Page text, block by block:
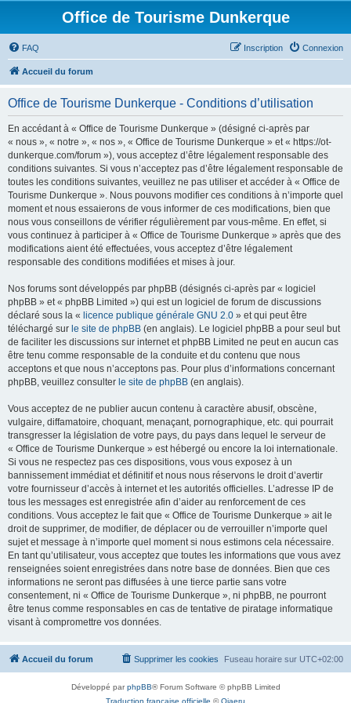
Office de Tourisme Dunkerque
FAQ Connexion
Inscription
Accueil du forum
Office de Tourisme Dunkerque - Conditions d’utilisation
En accédant à « Office de Tourisme Dunkerque » (désigné ci-après par
« nous », « notre », « nos », « Office de Tourisme Dunkerque » et « https://ot-
dunkerque.com/forum »), vous acceptez d’être légalement responsable des
conditions suivantes. Si vous n’acceptez pas d’être légalement responsable de
toutes les conditions suivantes, veuillez ne pas utiliser et accéder à « Office de
Tourisme Dunkerque ». Nous pouvons modifier ces conditions à n’importe quel
moment et nous essaierons de vous informer de ces modifications, bien que
nous vous conseillons de vérifier régulièrement par vous-même. En effet, si
vous continuez à participer à « Office de Tourisme Dunkerque » après que des
modifications aient été effectuées, vous acceptez d’être légalement
responsable des conditions modifiées et mises à jour.
Nos forums sont développés par phpBB (désignés ci-après par « logiciel
phpBB » et « phpBB Limited ») qui est un logiciel de forum de discussions
déclaré sous la « licence publique générale GNU 2.0 » et qui peut être
téléchargé sur le site de phpBB (en anglais). Le logiciel phpBB a pour seul but
de faciliter les discussions sur internet et phpBB Limited ne peut en aucun cas
être tenu comme responsable de la conduite et du contenu que nous
acceptons et que nous n’acceptons pas. Pour plus d’informations concernant
phpBB, veuillez consulter le site de phpBB (en anglais).
Vous acceptez de ne publier aucun contenu à caractère abusif, obscène,
vulgaire, diffamatoire, choquant, menaçant, pornographique, etc. qui pourrait
transgresser la législation de votre pays, du pays dans lequel le serveur de
« Office de Tourisme Dunkerque » est hébergé ou encore la loi internationale.
Si vous ne respectez pas ces dispositions, vous vous exposez à un
bannissement immédiat et définitif et nous nous réservons le droit d’avertir
votre fournisseur d’accès à internet et les autorités officielles. L’adresse IP de
tous les messages est enregistrée afin d’aider au renforcement de ces
conditions. Vous acceptez le fait que « Office de Tourisme Dunkerque » ait le
droit de supprimer, de modifier, de déplacer ou de verrouiller n’importe quel
sujet et message à n’importe quel moment si nous estimons cela nécessaire.
En tant qu’utilisateur, vous acceptez que toutes les informations que vous avez
renseignées soient enregistrées dans notre base de données. Bien que ces
informations ne seront pas diffusées à une tierce partie sans votre
consentement, ni « Office de Tourisme Dunkerque », ni phpBB, ne pourront
être tenus comme responsables en cas de tentative de piratage informatique
visant à compromettre vos données.
Accueil du forum Fuseau horaire sur UTC+02:00
Supprimer les cookies
Développé parphpBB® Forum Software © phpBB Limited
Traduction française officielle ©Qiaeru